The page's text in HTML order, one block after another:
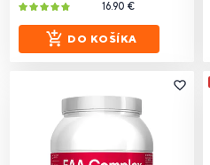
16.90 €
DO KOŠÍKA